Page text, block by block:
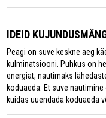
IDEID
Peagi on suve keskne aeg
kulminatsiooni. Puhkus on
energiat, nautimaks
koduaeda. Et suve
kuidas uuendada koduaeda